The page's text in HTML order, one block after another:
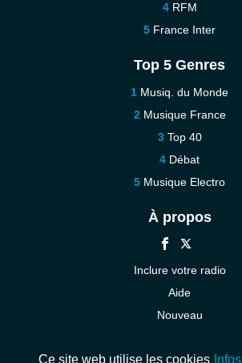
RFM
France Inter
Top 5 Genres
Musiq. du Monde
Musique France
Top 40
Débat
Musique Electro
À propos
Inclure votre radio
Aide
Nouveau
Ce site web utilise les cookies Infos